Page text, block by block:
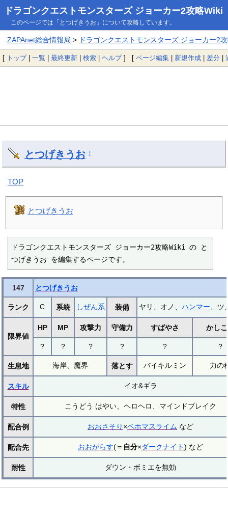
ドラゴンクエストモンスターズ ジョーカー2攻略Wiki
このページでは「とつげきうお」について攻略しています。
ZAPAnet総合情報局 > ドラゴンクエストモンスターズ ジョーカー2
[ トップ| 一覧 | 最終更新 | 検索 | ヘルプ] [ ページ編集 | 新規作成 | 差分 |
とつげきうお †
TOP
とつげきうお
ドラゴンクエストモンスターズ ジョーカー2攻略Wiki の と
つげきうお を編集するページです。
147 とつげきうお
ランク C 系統 しぜん系 装備 ヤリ、オノ、 ハンマー、ツ
限界値
HP MP 攻撃力 守備力 すばやさ かし
? ? ? ? ? ?
生息地 海岸、魔界 落とす バイキルミン 力の
スキル イオ&ギラ
特性 こうどう はやい、ヘロヘロ、マインドブレイク
配合例 おおさそり ×ベホマスライム など
配合先 おおがらす(＝ 自分×ダークナイト) など
耐性 ダウン・ボミエを無効